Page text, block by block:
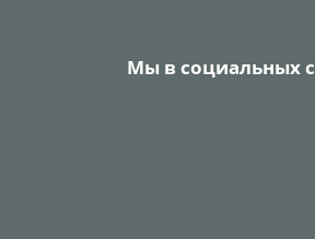
Мы в социальных